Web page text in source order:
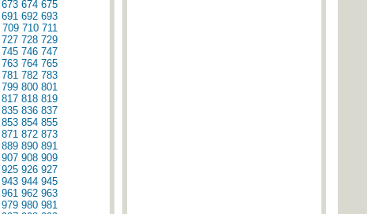
673 674 675
691 692 693
709 710 711
727 728 729
745 746 747
763 764 765
781 782 783
799 800 801
817 818 819
835 836 837
853 854 855
871 872 873
889 890 891
907 908 909
925 926 927
943 944 945
961 962 963
979 980 981